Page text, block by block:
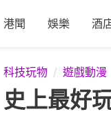
港聞 娛樂 酒
科技玩物 遊戲動漫
史上最好